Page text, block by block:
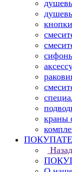
краны
Назад